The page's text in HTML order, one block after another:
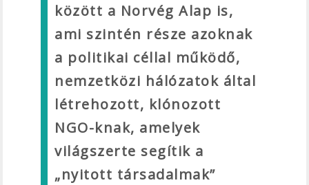
között a Norvég Alap is,
ami szintén része azoknak
a politikai céllal működő,
nemzetközi hálózatok által
létrehozott, klónozott
NGO-knak, amelyek
világszerte segítik a
„nyitott társadalmak”